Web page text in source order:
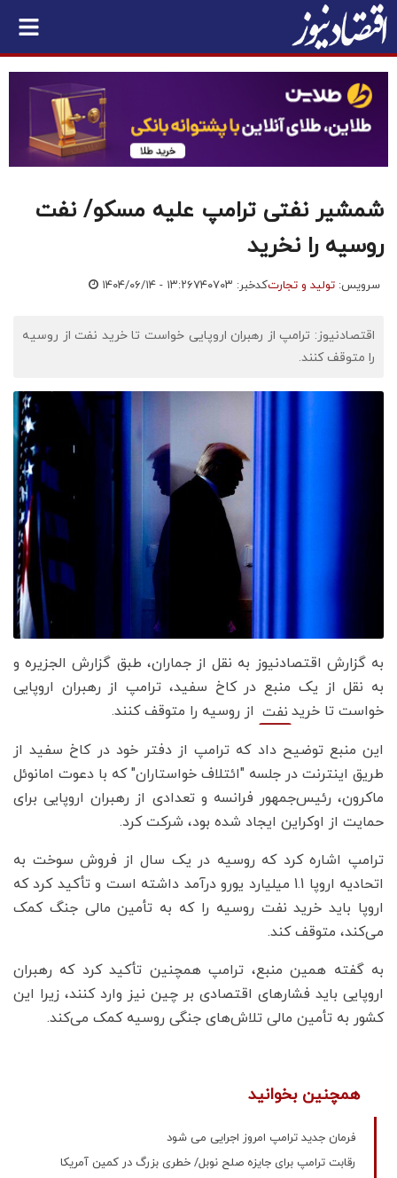
شمشیر نفتی ترامپ علیه مسکو/ نفت
روسیه را نخرید
سرویس: تولید و تجارتکدخبر: ۷۴۰۷۰۳ ۱۴۰۴/۰۶/۱۴ - ۱۳:۲۶
اقتصادنیوز: ترامپ از رهبران اروپایی خواست تا خرید نفت از روسیه
را متوقف کنند.
به گزارش اقتصادنیوز به نقل از جماران، طبق گزارش الجزیره و
به نقل از یک منبع در کاخ سفید، ترامپ از رهبران اروپایی
خواست تا خرید نفت از روسیه را متوقف کنند.
این منبع توضیح داد که ترامپ از دفتر خود در کاخ سفید از
طریق اینترنت در جلسه "ائتلاف خواستاران" که با دعوت امانوئل
ماکرون، رئیس‌جمهور فرانسه و تعدادی از رهبران اروپایی برای
حمایت از اوکراین ایجاد شده بود، شرکت کرد.
ترامپ اشاره کرد که روسیه در یک سال از فروش سوخت به
اتحادیه اروپا 1.1 میلیارد یورو درآمد داشته است و تأکید کرد که
اروپا باید خرید نفت روسیه را که به تأمین مالی جنگ کمک
می‌کند، متوقف کند.
به گفته همین منبع، ترامپ همچنین تأکید کرد که رهبران
اروپایی باید فشارهای اقتصادی بر چین نیز وارد کنند، زیرا این
کشور به تأمین مالی تلاش‌های جنگی روسیه کمک می‌کند.
همچنین بخوانید
فرمان جدید ترامپ امروز اجرایی می شود
رقابت ترامپ برای جایزه صلح نوبل/ خطری بزرگ در کمین آمریکا